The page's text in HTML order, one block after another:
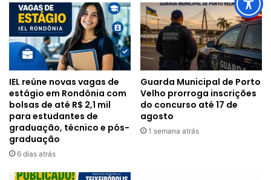
IEL reúne novas vagas de
estágio em Rondônia com
bolsas de até R$ 2,1 mil
para estudantes de
graduação, técnico e pós-
graduação
6 dias atrás
Guarda Municipal de Porto
Velho prorroga inscrições
do concurso até 17 de
agosto
1 semana atrás